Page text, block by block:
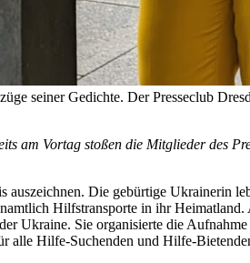
seiner Gedichte. Der Presseclub
am Vortag stoßen die Mitglieder des
Die gebürtige Ukrainerin
Hilfstransporte in ihr
Ukraine. Sie organisierte die
Hilfe-Suchenden und Hilfe-